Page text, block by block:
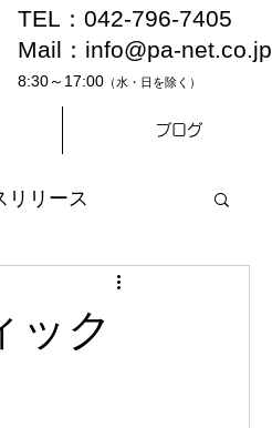
TEL：042-796-7405
Mail： info@pa-net.co.jp
8:30～17:00 （水・日を除く）
ブログ
リリース
ック